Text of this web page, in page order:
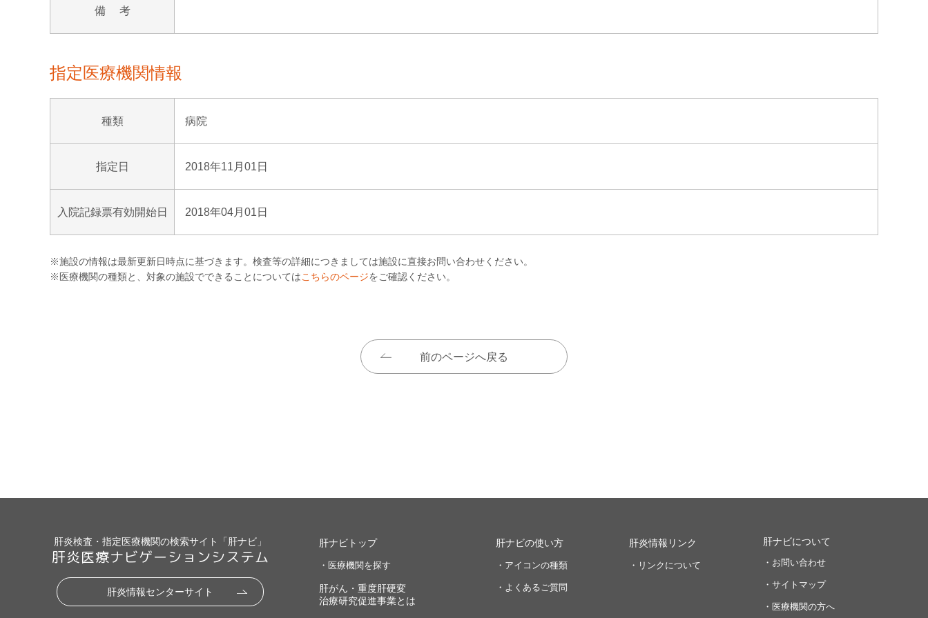
備 考
指定医療機関情報
種類 病院
指定日 2018年11月01日
入院記録票有効開始日 2018年04月01日
※施設の情報は最新更新日時点に基づきます。検査等の詳細につきましては施設に直接お問い合わせください。
※医療機関の種類と、対象の施設でできることについてはこちらのページをご確認ください。
前のページへ戻る
肝炎検査・指定医療機関の検索サイト「肝ナビ」
肝炎医療ナビゲーションシステム
肝炎情報センターサイト
肝ナビトップ
・医療機関を探す
肝がん・重度肝硬変
治療研究促進事業とは
肝ナビの使い方
・アイコンの種類
・よくあるご質問
肝炎情報リンク
・リンクについて
肝ナビについて
・お問い合わせ
・サイトマップ
・医療機関の方へ